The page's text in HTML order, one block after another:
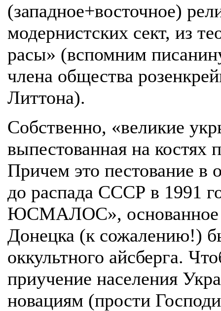
(западное+восточное)
модернистских сект, из
расы» (вспомним
члена общества
Литтона).
Собственно, «великие
выпестованная на костях
Причем это пестование в
до распада СССР в 1991
ЮСМАЛОС», основанное
Донецка (к сожалению!)
оккультного айсберга.
приучение населения
новациям (прости